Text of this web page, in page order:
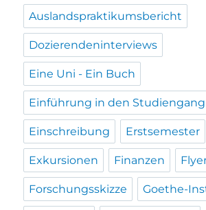
Auslandspraktikumsbericht
Dozierendeninterviews
Eine Uni - Ein Buch
Einführung in den Studiengang
Einschreibung Erstsemester
Exkursionen Finanzen
Forschungsskizze Goethe-